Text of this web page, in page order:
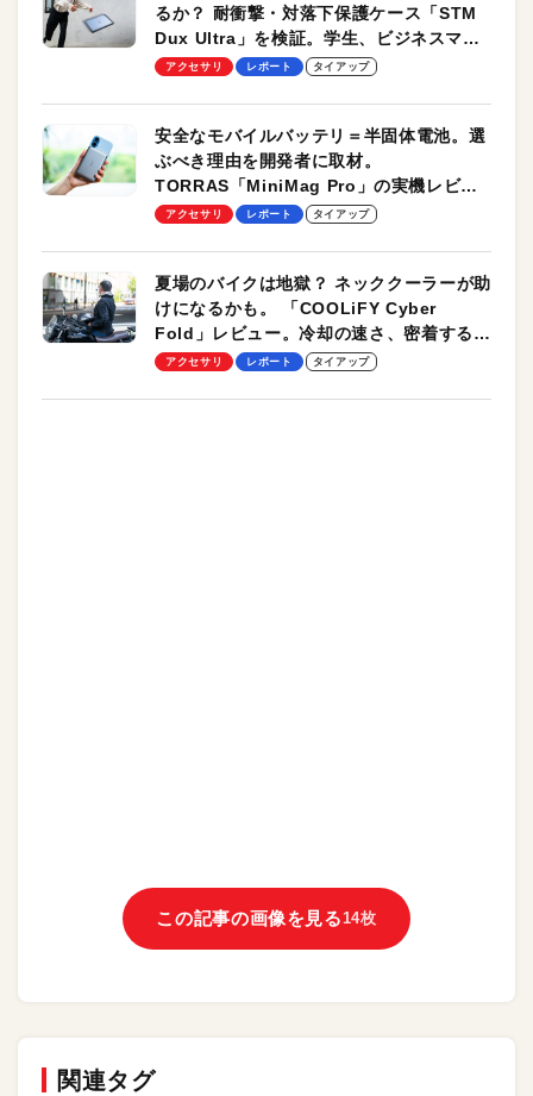
るか？ 耐衝撃・対落下保護ケース「STM
Dux Ultra」を検証。学生、ビジネスマン
のモバイルユースに最適！
アクセサリ レポート タイアップ
安全なモバイルバッテリ＝半固体電池。選
ぶべき理由を開発者に取材。
TORRAS「MiniMag Pro」の実機レビュ
ーも
アクセサリ レポート タイアップ
夏場のバイクは地獄？ ネッククーラーが助
けになるかも。 「COOLiFY Cyber
Fold」レビュー。冷却の速さ、密着する冷
却プレート、シンプルな操作性がグッド！
アクセサリ レポート タイアップ
この記事の画像を見る14枚
関連タグ